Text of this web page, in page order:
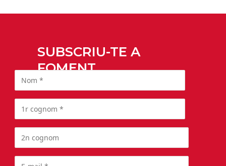
SUBSCRIU-TE A
FOMENT